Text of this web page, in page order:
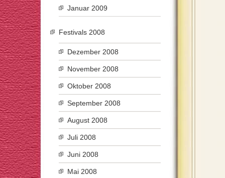
Januar 2009
Festivals 2008
Dezember 2008
November 2008
Oktober 2008
September 2008
August 2008
Juli 2008
Juni 2008
Mai 2008